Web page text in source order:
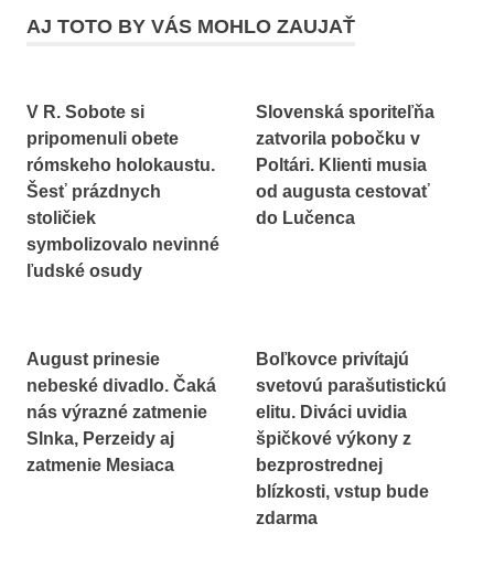
AJ TOTO BY VÁS MOHLO ZAUJAŤ
V R. Sobote si
pripomenuli obete
rómskeho holokaustu.
Šesť prázdnych
stoličiek
symbolizovalo nevinné
ľudské osudy
Slovenská sporiteľňa
zatvorila pobočku v
Poltári. Klienti musia
od augusta cestovať
do Lučenca
August prinesie
nebeské divadlo. Čaká
nás výrazné zatmenie
Slnka, Perzeidy aj
zatmenie Mesiaca
Boľkovce privítajú
svetovú parašutistickú
elitu. Diváci uvidia
špičkové výkony z
bezprostrednej
blízkosti, vstup bude
zdarma